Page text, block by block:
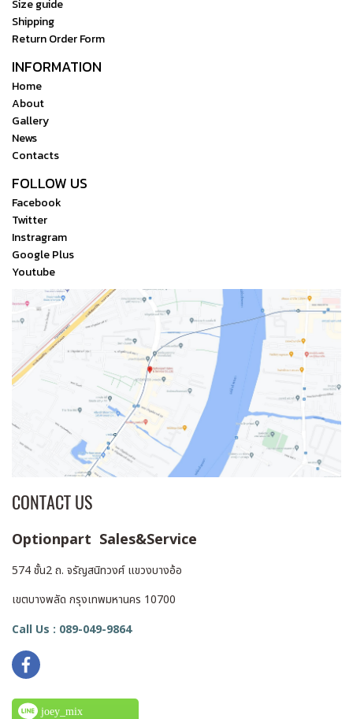
Size guide
Shipping
Return Order Form
INFORMATION
Home
About
Gallery
News
Contacts
FOLLOW US
Facebook
Twitter
Instragram
Google Plus
Youtube
CONTACT US
Optionpart Sales&Service
574 ชั้น2 ถ. จรัญสนิทวงศ์ แขวงบางอ้อ
เขตบางพลัด กรุงเทพมหานคร 10700
Call Us : 089-049-9864
joey_mix